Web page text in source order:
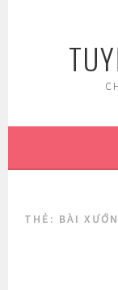
THẺ: BÀI